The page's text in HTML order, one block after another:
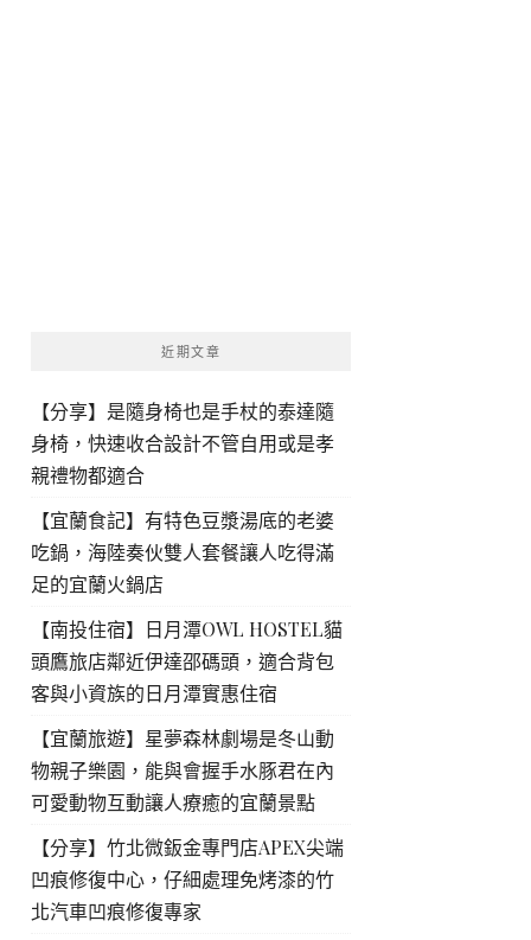
近期文章
【分享】是隨身椅也是手杖的泰達隨
身椅，快速收合設計不管自用或是孝
親禮物都適合
【宜蘭食記】有特色豆漿湯底的老婆
吃鍋，海陸奏伙雙人套餐讓人吃得滿
足的宜蘭火鍋店
【南投住宿】日月潭OWL HOSTEL貓
頭鷹旅店鄰近伊達邵碼頭，適合背包
客與小資族的日月潭實惠住宿
【宜蘭旅遊】星夢森林劇場是冬山動
物親子樂園，能與會握手水豚君在內
可愛動物互動讓人療癒的宜蘭景點
【分享】竹北微鈑金專門店APEX尖端
凹痕修復中心，仔細處理免烤漆的竹
北汽車凹痕修復專家